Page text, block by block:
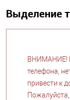
Выделение
ВНИМАНИЕ!
телефона,
привести к